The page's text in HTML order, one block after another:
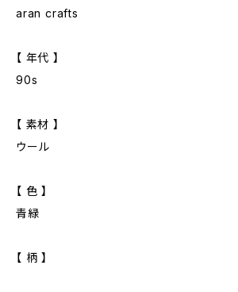
aran crafts
【 年代 】
90s
【 素材 】
ウール
【 色 】
青緑
【 柄 】